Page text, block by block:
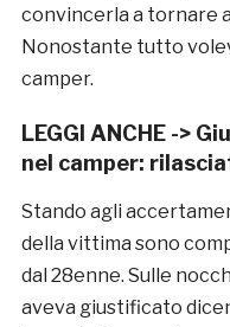
convincerla a tornare
Nonostante tutto
camper.
LEGGI ANCHE ->
nel camper:
Stando agli
della vittima sono
dal 28enne. Sulle
aveva giustificato